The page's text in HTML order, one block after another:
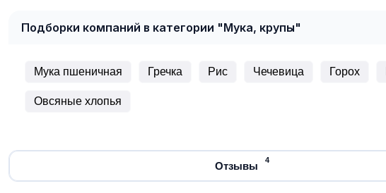
Подборки компаний в категории "Мука, крупы"
Мука пшеничная Гречка Рис Чечевица Горох
Овсяные хлопья
Отзывы 4